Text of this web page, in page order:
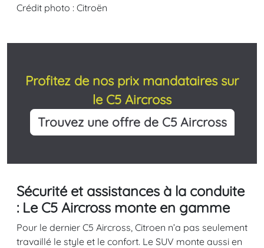
Crédit photo : Citroën
Profitez de nos prix mandataires sur
le C5 Aircross
Trouvez une offre de C5 Aircross
Sécurité et assistances à la conduite
: Le C5 Aircross monte en gamme
Pour le dernier C5 Aircross, Citroen n’a pas seulement
travaillé le style et le confort. Le SUV monte aussi en